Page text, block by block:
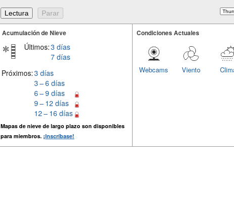
Acumulación de Nieve
Últimos:3 días
7 días
Próximos:3 días
3 – 6 días
6 – 9 días
9 – 12 días
12 – 16 días
Mapas de nieve de largo plazo son disponibles
para miembros. ¡Inscríbase!
Condiciones Actuales
Viento
Webcams